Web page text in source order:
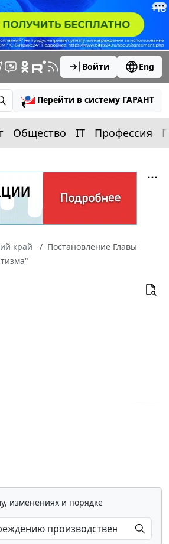
Войти Eng
Перейти в систему ГАРАНТ
Общество IT Профессия
край
Постановление Главы
изменениях и порядке